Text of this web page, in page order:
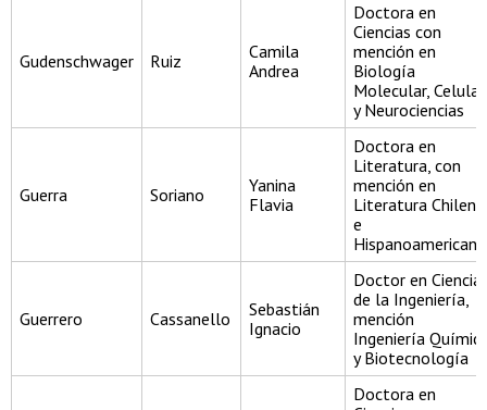
Gudenschwager Ruiz
Camila
Andrea
Doctora en
Ciencias con
mención en
Biología
Molecular, Celular
y Neurociencias
Guerra Soriano
Yanina
Flavia
Doctora en
Literatura, con
mención en
Literatura Chilena
e
Hispanoamericana
Guerrero Cassanello
Sebastián
Ignacio
Doctor en
de la Ingeniería,
mención
Ingeniería
y Biotecnología
Doctora en